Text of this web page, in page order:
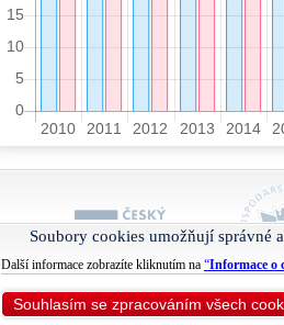
Soubory cookies umožňují správné
Další informace zobrazíte kliknutím na “Informace o
Souhlasím se zpracováním všech